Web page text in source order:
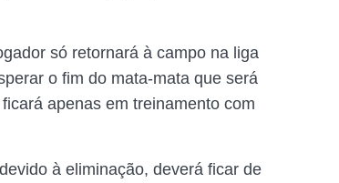
só retornará à campo na liga
o fim do mata-mata que será
apenas em treinamento com
à eliminação, deverá ficar de